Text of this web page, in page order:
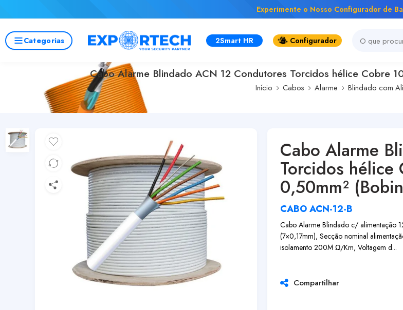
Experimente o Nosso Configurador de
Categorias 2Smart HR Configurador
Cabo Alarme Blindado ACN 12 Condutores Torcidos hélice Cobre
Início Cabos Alarme Blindado com
Cabo Alarme
Torcidos hélice
0,50mm²
CABO ACN-12-B
Cabo Alarme Blindado c/ alimentação
(7×0,17mm), Secção nominal
isolamento 200M Ω/Km, Voltagem d...
Compartilhar